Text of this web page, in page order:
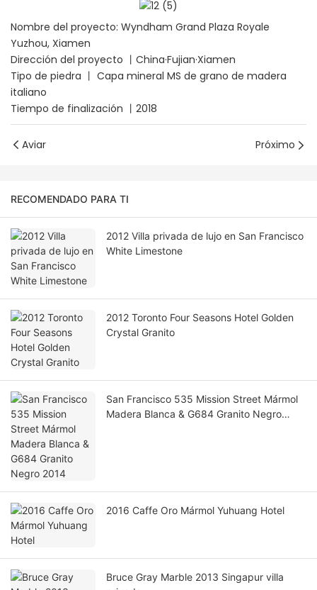
Nombre del proyecto: Wyndham Grand Plaza Royale
Yuzhou, Xiamen
Dirección del proyecto 丨China·Fujian·Xiamen
Tipo de piedra 丨 Capa mineral MS de grano de madera
italiano
Tiempo de finalización 丨2018
Aviar Próximo
RECOMENDADO PARA TI
2012 Villa privada de lujo en San Francisco
White Limestone
2012 Toronto Four Seasons Hotel Golden
Crystal Granito
San Francisco 535 Mission Street Mármol
Madera Blanca & G684 Granito Negro
2016 Caffe Oro Mármol Yuhuang Hotel
Bruce Gray Marble 2013 Singapur villa